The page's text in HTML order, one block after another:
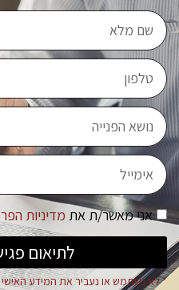
אני מאשר/ת את מדיניות
לתיאום
* לא נשתמש או נעביר את המידע